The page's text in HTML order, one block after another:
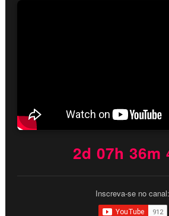
2d 07h 36m
Inscreva-se no canal: